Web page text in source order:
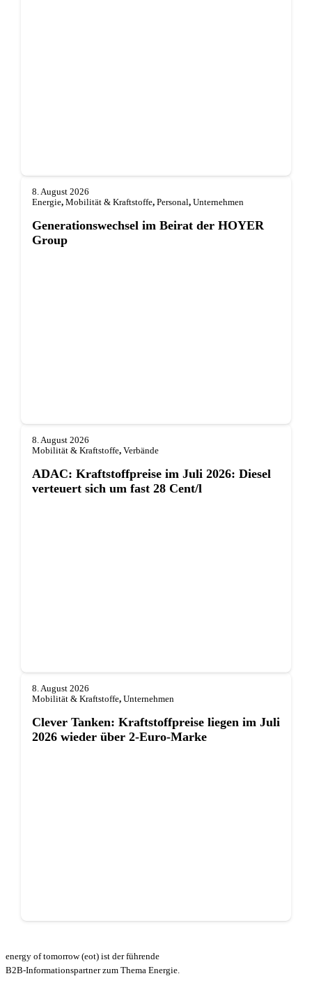
8. August 2026
Energie, Mobilität & Kraftstoffe, Personal, Unternehmen
Generationswechsel im Beirat der HOYER
Group
8. August 2026
Mobilität & Kraftstoffe, Verbände
ADAC: Kraftstoffpreise im Juli 2026: Diesel
verteuert sich um fast 28 Cent/l
8. August 2026
Mobilität & Kraftstoffe, Unternehmen
Clever Tanken: Kraftstoffpreise liegen im Juli
2026 wieder über 2-Euro-Marke
energy of tomorrow (eot) ist der führende
B2B-Informationspartner zum Thema Energie.